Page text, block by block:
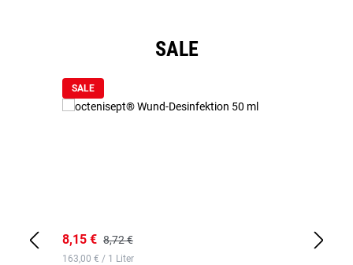
SALE
SALE
8,15 € 8,72 €
163,00 € / 1 Liter